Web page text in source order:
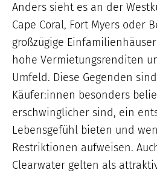
Anders sieht es an der
Cape Coral, Fort Myers oder
großzügige
hohe Vermietungsrenditen
Umfeld. Diese Gegenden
Käufer:innen besonders
erschwinglicher sind, ein
Lebensgefühl bieten und
Restriktionen aufweisen.
Clearwater gelten als